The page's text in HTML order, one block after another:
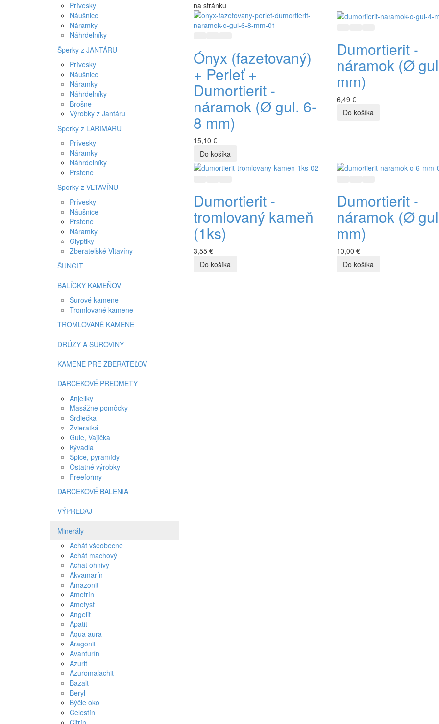
na stránku
Ónyx (fazetovaný)
+ Perleť +
Dumortierit -
náramok (Ø gul. 6-
8 mm)
15,10 €
Dumortierit -
náramok (Ø
mm)
6,49 €
Dumortierit -
tromlovaný kameň
(1ks)
3,55 €
Dumortierit -
náramok (Ø
mm)
10,00 €
Prívesky
Náušnice
Náramky
Náhrdelníky
Šperky z JANTÁRU
Prívesky
Náušnice
Náramky
Náhrdelníky
Brošne
Výrobky z Jantáru
Šperky z LARIMARU
Prívesky
Náramky
Náhrdelníky
Prstene
Šperky z VLTAVÍNU
Prívesky
Náušnice
Prstene
Náramky
Glyptiky
Zberateľské Vltavíny
ŠUNGIT
BALÍČKY KAMEŇOV
Surové kamene
Tromlované kamene
TROMLOVANÉ KAMENE
DRÚZY A SUROVINY
KAMENE PRE ZBERATEĽOV
DARČEKOVÉ PREDMETY
Anjeliky
Masážne pomôcky
Srdiečka
Zvieratká
Gule, Vajíčka
Kývadla
Špice, pyramídy
Ostatné výrobky
Freeformy
DARČEKOVÉ BALENIA
VÝPREDAJ
Minerály
Achát všeobecne
Achát machový
Achát ohnivý
Akvamarín
Amazonit
Ametrín
Ametyst
Angelit
Apatit
Aqua aura
Aragonit
Avanturín
Azurit
Azuromalachit
Bazalt
Beryl
Býčie oko
Celestín
Citrín